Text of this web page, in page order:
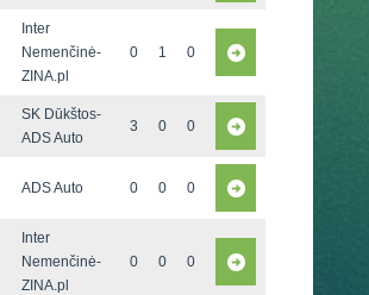
Inter
Nemenčinė-
ZINA.pl
0 1 0
SK Dūkštos-
ADS Auto
3 0 0
ADS Auto 0 0 0
Inter
Nemenčinė-
ZINA.pl
0 0 0